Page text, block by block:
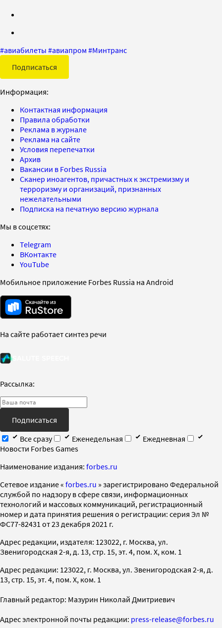
#авиабилеты #авиапром #Минтранс
Подписаться
Информация:
Контактная информация
Правила обработки
Реклама в журнале
Реклама на сайте
Условия перепечатки
Архив
Вакансии в Forbes Russia
Сканер иноагентов, причастных к экстремизму и
терроризму и организаций, признанных
нежелательными
Подписка на печатную версию журнала
Мы в соцсетях:
Telegram
ВКонтакте
YouTube
Мобильное приложение Forbes Russia на Android
На сайте работает синтез речи
Рассылка:
Подписаться
Все сразу
Еженедельная
Ежедневная
Новости Forbes Games
Наименование издания: forbes.ru
Cетевое издание « forbes.ru » зарегистрировано Федеральной
службой по надзору в сфере связи, информационных
технологий и массовых коммуникаций, регистрационный
номер и дата принятия решения о регистрации: серия Эл №
ФС77-82431 от 23 декабря 2021 г.
Адрес редакции, издателя: 123022, г. Москва, ул.
Звенигородская 2-я, д. 13, стр. 15, эт. 4, пом. X, ком. 1
Адрес редакции: 123022, г. Москва, ул. Звенигородская 2-я, д.
13, стр. 15, эт. 4, пом. X, ком. 1
Главный редактор: Мазурин Николай Дмитриевич
Адрес электронной почты редакции: press-release@forbes.ru